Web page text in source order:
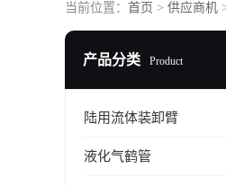
当前位置： 首页 > 供应商机
产品分类 Product
陆用流体装卸臂
液化气鹤管